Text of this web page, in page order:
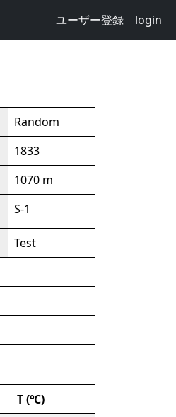
ユーザー登録 login
Random
1833
1070 m
S-1
Test
T (℃)